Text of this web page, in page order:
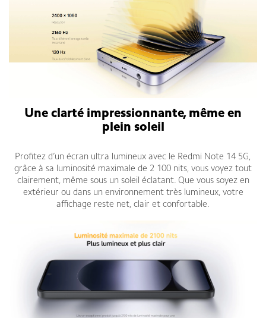
Une clarté impressionnante, même en
plein soleil
Profitez d’un écran ultra lumineux avec le Redmi Note 14 5G,
grâce à sa luminosité maximale de 2 100 nits, vous voyez tout
clairement, même sous un soleil éclatant. Que vous soyez en
extérieur ou dans un environnement très lumineux, votre
affichage reste net, clair et confortable.